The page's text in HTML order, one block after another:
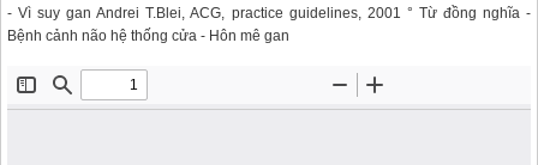
- Vì suy gan Andrei T.Blei, ACG, practice guidelines, 2001 ° Từ đồng nghĩa -
Bệnh cảnh não hệ thống cửa - Hôn mê gan